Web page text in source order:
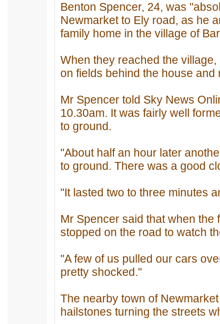
Benton Spencer, 24, was
Newmarket to Ely road, as he
family home in the village of
When they reached the
on fields behind the house
Mr Spencer told Sky News
10.30am. It was fairly well
to ground.
"About half an hour later
to ground. There was a good
"It lasted two to three minutes
Mr Spencer said that when
stopped on the road to watch
"A few of us pulled our cars
pretty shocked."
The nearby town of
hailstones turning the streets